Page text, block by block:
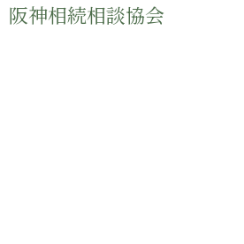
阪神相続相談協会